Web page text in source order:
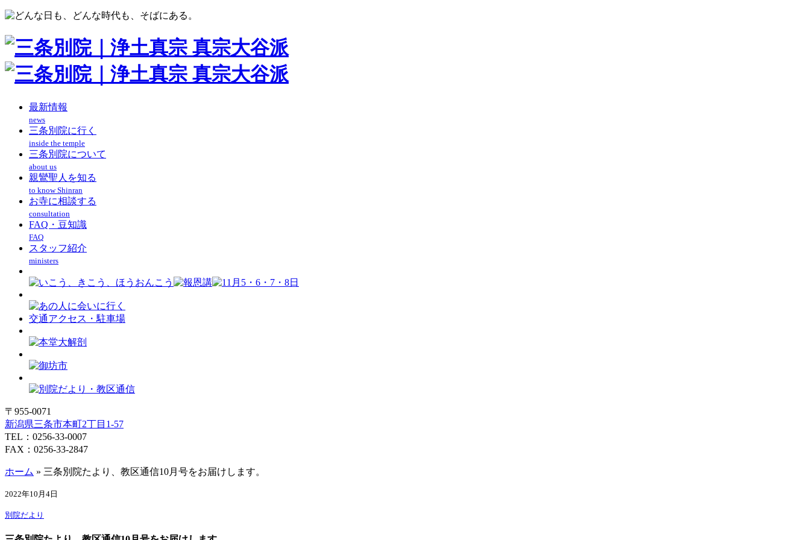
最新情報
news
三条別院に行く
inside the temple
三条別院について
about us
親鸞聖人を知る
to know Shinran
お寺に相談する
consultation
FAQ・豆知識
FAQ
スタッフ紹介
ministers
交通アクセス・駐車場
〒955-0071
新潟県三条市本町2丁目1-57
TEL：0256-33-0007
FAX：0256-33-2847
ホーム » 三条別院たより、教区通信10月号をお届けします。
2022年10月4日
別院だより